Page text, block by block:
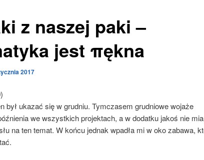
z naszej paki –
jest πękna
2017
)
był ukazać się w grudniu. Tymczasem grudniowe wojaże
we wszystkich projektach, a w dodatku jakoś nie
na ten temat. W końcu jednak wpadła mi w oko zabawa,